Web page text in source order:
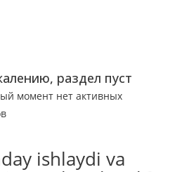
раздел пуст
момент нет активных
ishlaydi va